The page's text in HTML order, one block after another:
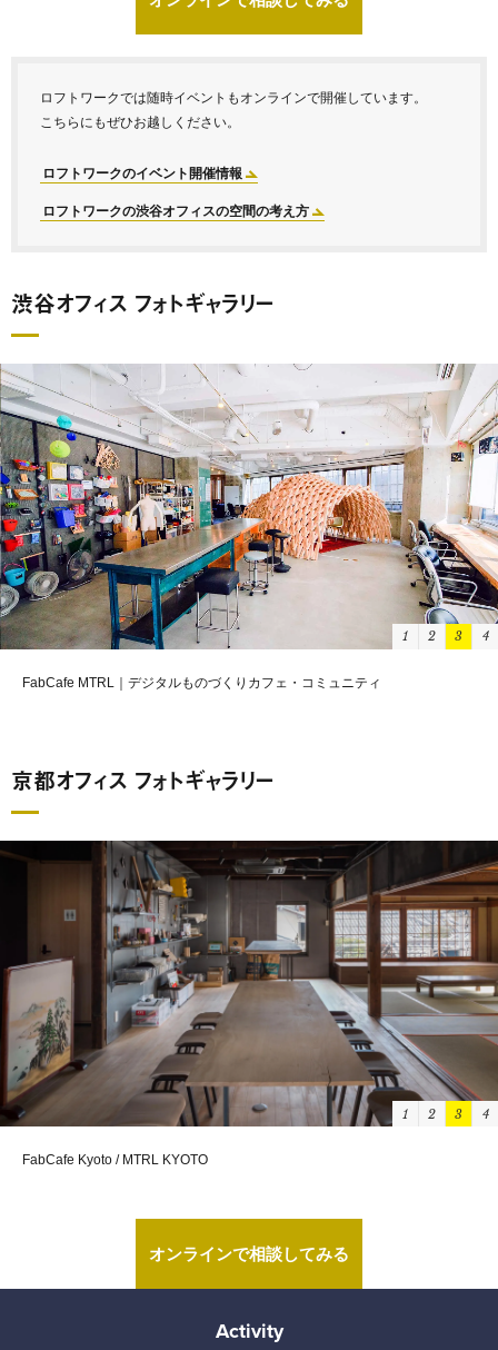
ロフトワークでは随時イベントもオンラインで開催しています。
こちらにもぜひお越しください。
ロフトワークのイベント開催情報
ロフトワークの渋谷オフィスの空間の考え方
渋谷オフィス フォトギャラリー
FabCafe MTRL｜デジタルものづくりカフェ・コミュニティ
1 2 3 4
京都オフィス フォトギャラリー
FabCafe Kyoto / MTRL KYOTO
1 2 3 4
オンラインで相談してみる
Activity